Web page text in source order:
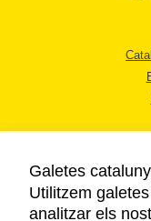
Galetes
Utilitzem
analitzar els